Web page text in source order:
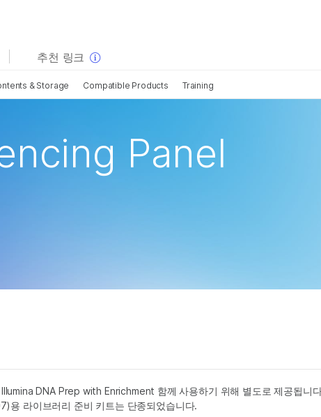
추천 링크
& Storage Compatible Products Training
Panel
DNA Prep with Enrichment 함께 사용하기 위해 별도로 제공됩니
라이브러리 준비 키트는 단종되었습니다.
텐츠를 확인하실 수 있습니다. 주요
요:
임상 종양학 연구